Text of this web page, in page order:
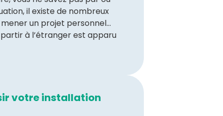
il existe de nombreux
un projet personnel…
à l’étranger est apparu
votre installation